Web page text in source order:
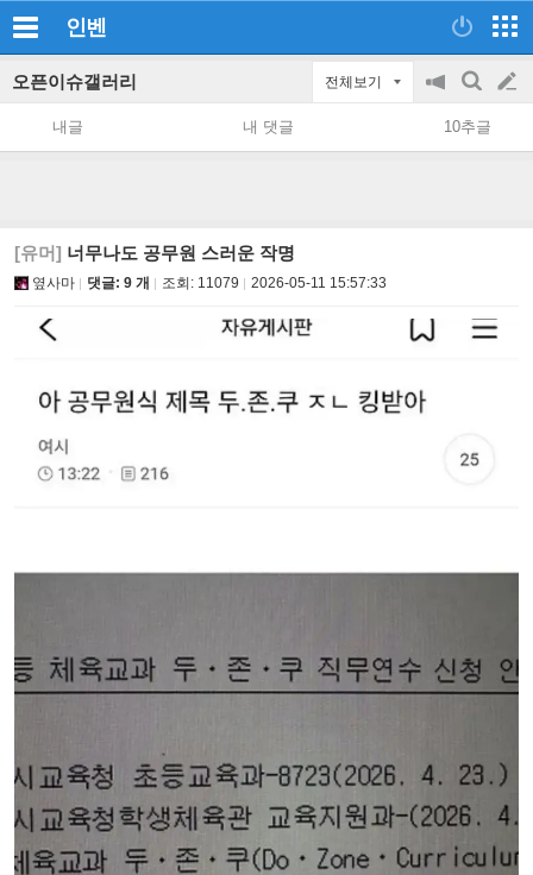
인벤
오픈이슈갤러리 전체보기
공
지
on/off
검
색
글
쓰
내글 내 댓글 10추글
[유머] 너무나도 공무원 스러운 작명
옆사마 댓글: 9 개 조회: 11079 2026-05-11 15:57:33